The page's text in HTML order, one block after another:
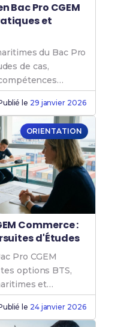
Bac Pro CGEM
et
du Bac Pro
de cas,
le 29 janvier 2026
ORIENTATION
Commerce :
d'Études
Pro CGEM
options BTS,
et
le 24 janvier 2026